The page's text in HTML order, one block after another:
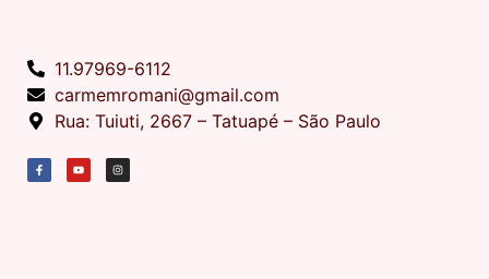
11.97969-6112
carmemromani@gmail.com
Rua: Tuiuti, 2667 – Tatuapé – São Paulo